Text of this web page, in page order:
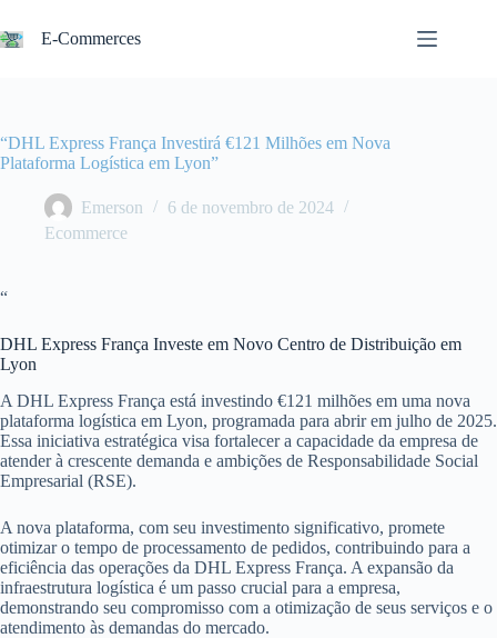
para
o
E-Commerces
“DHL Express França Investirá €121 Milhões em Nova
Plataforma Logística em Lyon”
Emerson
6 de novembro de 2024
Ecommerce
“
DHL Express França Investe em Novo Centro de Distribuição em
Lyon
A DHL Express França está investindo €121 milhões em uma nova
plataforma logística em Lyon, programada para abrir em julho de 2025.
Essa iniciativa estratégica visa fortalecer a capacidade da empresa de
atender à crescente demanda e ambições de Responsabilidade Social
Empresarial (RSE).
A nova plataforma, com seu investimento significativo, promete
otimizar o tempo de processamento de pedidos, contribuindo para a
eficiência das operações da DHL Express França. A expansão da
infraestrutura logística é um passo crucial para a empresa,
demonstrando seu compromisso com a otimização de seus serviços e o
atendimento às demandas do mercado.